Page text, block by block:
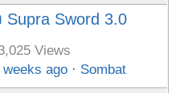
Supra Sword 3.0
Views
weeks ago · Sombat